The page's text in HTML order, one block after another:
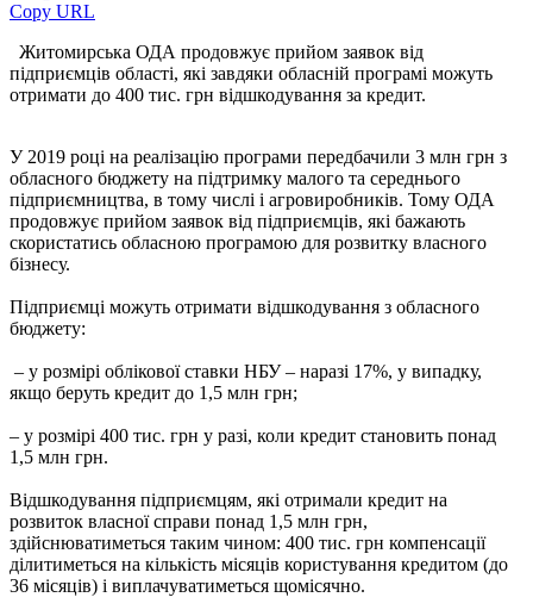
Copy URL
Житомирська ОДА продовжує прийом заявок від
підприємців області, які завдяки обласній програмі можуть
отримати до 400 тис. грн відшкодування за кредит.
У 2019 році на реалізацію програми передбачили 3 млн грн з
обласного бюджету на підтримку малого та середнього
підприємництва, в тому числі і агровиробників. Тому ОДА
продовжує прийом заявок від підприємців, які бажають
скористатись обласною програмою для розвитку власного
бізнесу.
Підприємці можуть отримати відшкодування з обласного
бюджету:
– у розмірі облікової ставки НБУ – наразі 17%, у випадку,
якщо беруть кредит до 1,5 млн грн;
– у розмірі 400 тис. грн у разі, коли кредит становить понад
1,5 млн грн.
Відшкодування підприємцям, які отримали кредит на
розвиток власної справи понад 1,5 млн грн,
здійснюватиметься таким чином: 400 тис. грн компенсації
ділитиметься на кількість місяців користування кредитом (до
36 місяців) і виплачуватиметься щомісячно.